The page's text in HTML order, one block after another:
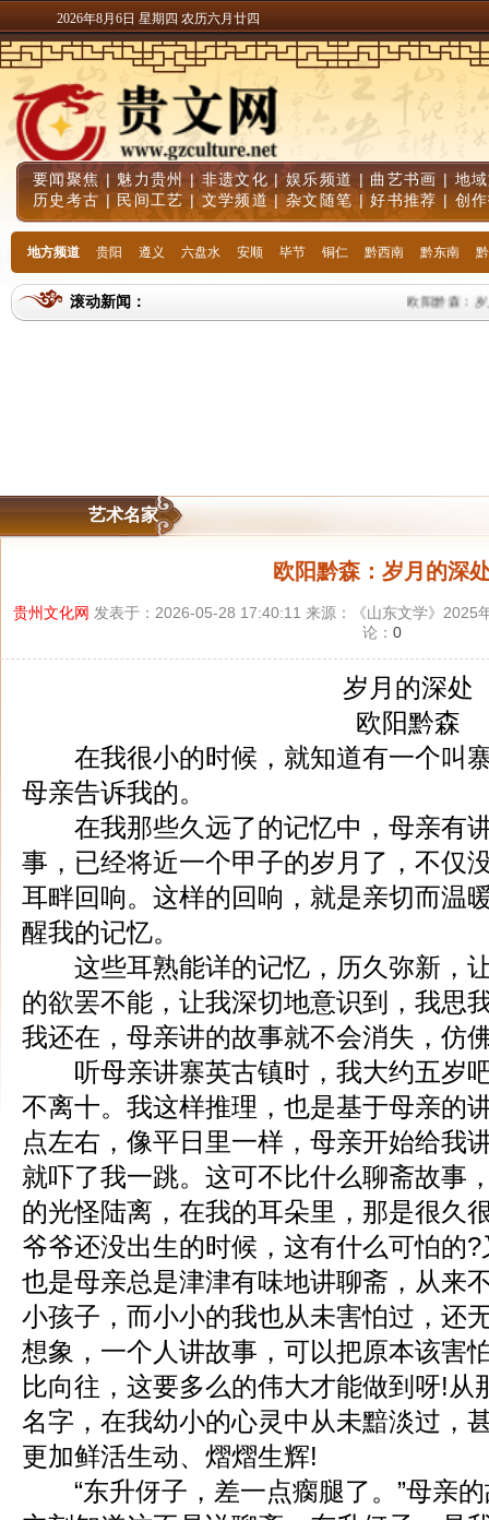
2026年8月6日 星期四 农历六月廿四
要闻聚焦| 魅力贵州|非遗文化 |娱乐频道 | 曲艺书画 | 地
历史考古 | 民间工艺 |文学频道|杂文随笔 |好书推荐 | 创
地方频道 贵阳 遵义 六盘水 安顺 毕节 铜仁 黔西南 黔东南
滚动新闻： 欧阳黔森：岁月
艺术名家
欧阳黔森：岁月的深
贵州文化网 发表于：2026-05-28 17:40:11 来源：《山东文学》2025
论： 0
岁月的深处
欧阳黔森
在我很小的时候，就知道有一个叫
母亲告诉我的。
在我那些久远了的记忆中，母亲有
事，已经将近一个甲子的岁月了，不仅
耳畔回响。这样的回响，就是亲切而温
醒我的记忆。
这些耳熟能详的记忆，历久弥新，
的欲罢不能，让我深切地意识到，我思
我还在，母亲讲的故事就不会消失，仿
听母亲讲寨英古镇时，我大约五岁
不离十。我这样推理，也是基于母亲的
点左右，像平日里一样，母亲开始给我
就吓了我一跳。这可不比什么聊斋故事
的光怪陆离，在我的耳朵里，那是很久
爷爷还没出生的时候，这有什么可怕的
也是母亲总是津津有味地讲聊斋，从来
小孩子，而小小的我也从未害怕过，还
想象，一个人讲故事，可以把原本该害
比向往，这要多么的伟大才能做到呀!从
名字，在我幼小的心灵中从未黯淡过，
更加鲜活生动、熠熠生辉!
“东升伢子，差一点瘸腿了。”母亲的